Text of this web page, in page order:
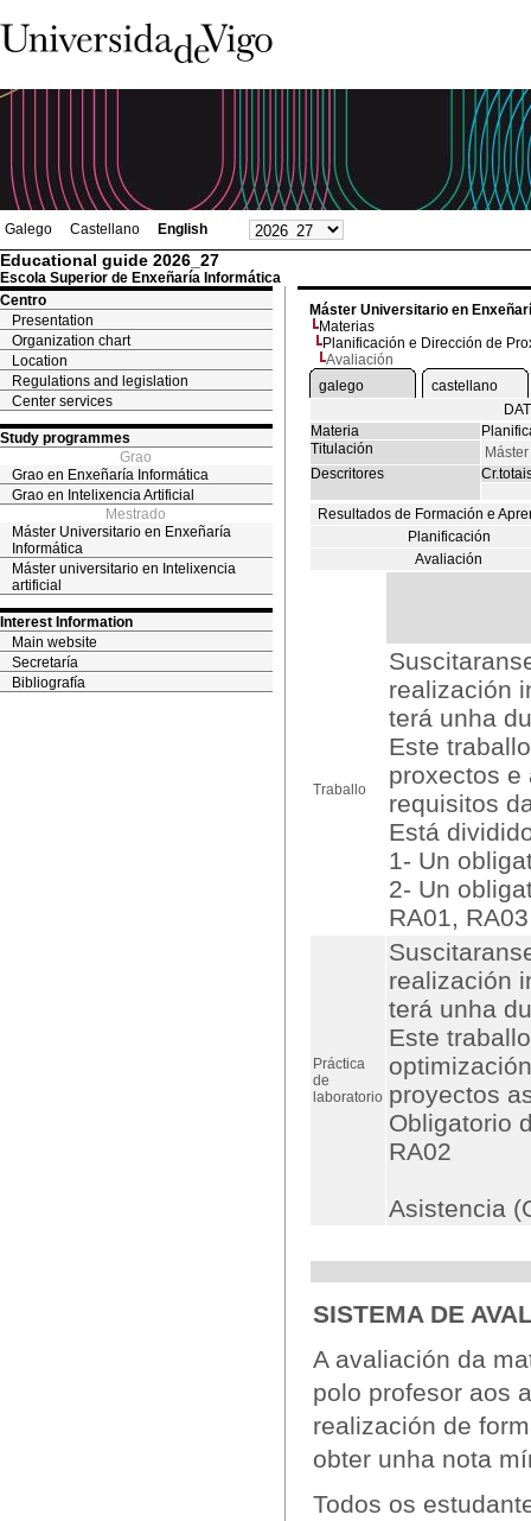
Galego Castellano English
Educational guide 2026_27
Escola Superior de Enxeñaría Informática
Centro
Presentation
Organization chart
Location
Regulations and legislation
Center services
Study programmes
Grao
Grao en Enxeñaría Informática
Grao en Intelixencia Artificial
Mestrado
Máster Universitario en Enxeñaría
Informática
Máster universitario en Intelixencia
artificial
Interest Information
Main website
Secretaría
Bibliografía
Máster Universitario en
Materias
Planificación e Dirección de
Avaliación
galego
castellano
Materia
Titulación
Descritores
Resultados de Formación e
Planificación
Avaliación
Traballo
realización
terá unha
Este
proxectos e
requisitos
Está
1- Un
2- Un
RA01, RA03
Práctica
de
laboratorio
realización
terá unha
Este
proyectos
Obligatorio
RA02
Asistencia
SISTEMA DE
A avaliación da
polo profesor aos
realización de
obter unha nota
Todos os